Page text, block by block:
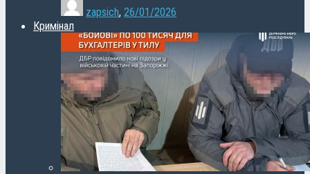
zapsich, 26/01/2026
Кримінал